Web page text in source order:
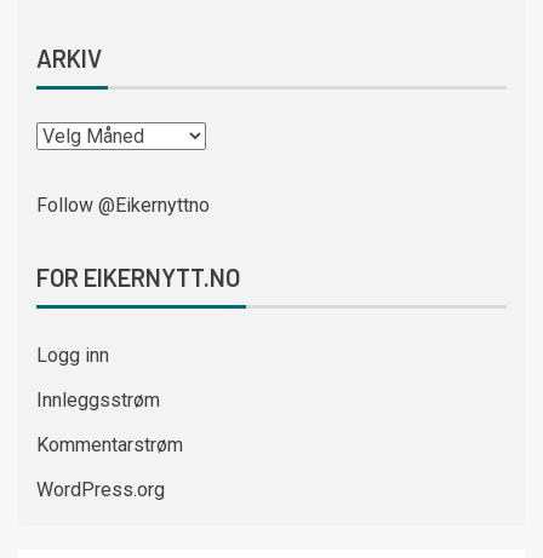
ARKIV
Follow @Eikernyttno
FOR EIKERNYTT.NO
Logg inn
Innleggsstrøm
Kommentarstrøm
WordPress.org